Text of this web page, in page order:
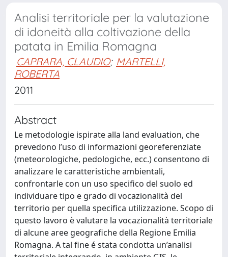
Analisi territoriale per la valutazione
di idoneità alla coltivazione della
patata in Emilia Romagna
CAPRARA, CLAUDIO; MARTELLI,
ROBERTA
2011
Abstract
Le metodologie ispirate alla land evaluation, che
prevedono l’uso di informazioni georeferenziate
(meteorologiche, pedologiche, ecc.) consentono di
analizzare le caratteristiche ambientali,
confrontarle con un uso specifico del suolo ed
individuare tipo e grado di vocazionalità del
territorio per quella specifica utilizzazione. Scopo di
questo lavoro è valutare la vocazionalità territoriale
di alcune aree geografiche della Regione Emilia
Romagna. A tal fine é stata condotta un’analisi